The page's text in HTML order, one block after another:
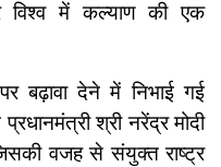
में कल्याण की एक
बढ़ावा देने में निभाई गई
श्री नरेंद्र मोदी
वजह से संयुक्त राष्ट्र